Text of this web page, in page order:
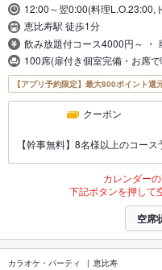
12:00～翌0:00(料理L.O.23:00,
恵比寿駅 徒歩1分
飲み放題付コース4000円～ ・
100席(扉付き個室完備・お席
【アプリ予約限定】最大800ポイント還
クーポン
【幹事無料】8名様以上のコース
カレンダー
下記ボタンを押して
空席
カラオケ・パーティ 恵比寿